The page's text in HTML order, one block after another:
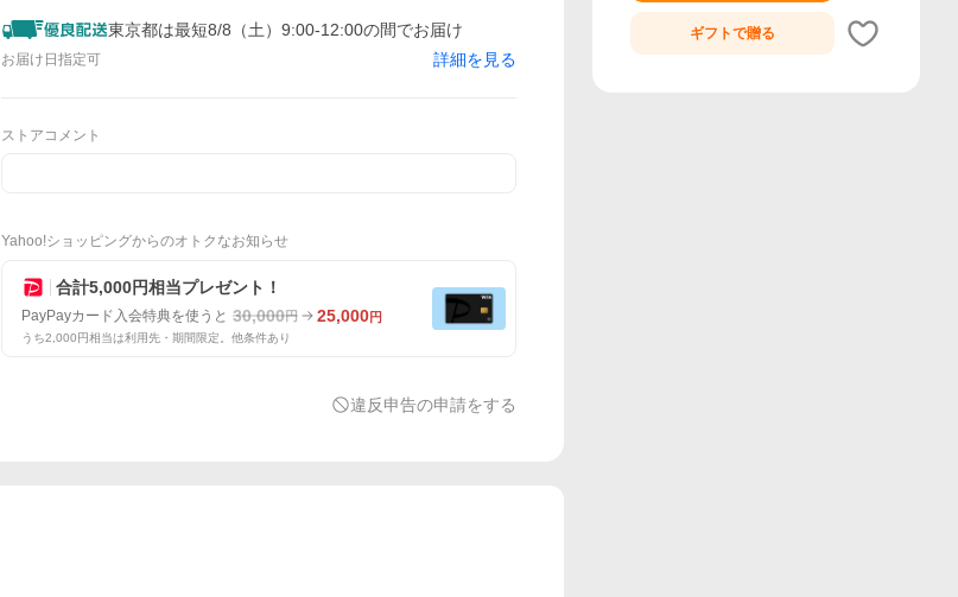
東京都は最短8/8（土）9:00-12:00の間でお届け
お届け日指定可 詳細を見る
ストアコメント
Yahoo!ショッピングからのオトクなお知らせ
合計5,000円相当プレゼント！
PayPayカード入会特典を使うと 30,000円 25,000円
うち2,000円相当は利用先・期間限定。他条件あり
違反申告の申請をする
ギフトで贈る